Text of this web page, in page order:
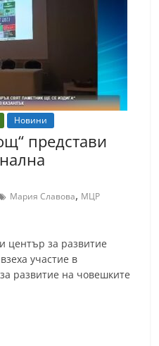
Новини
представи
Мария Славова, МЦР
център за развитие
участие в
развитие на човешките